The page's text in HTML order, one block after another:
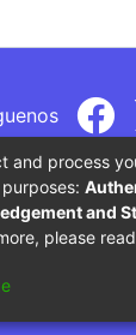
del
and process
and
please